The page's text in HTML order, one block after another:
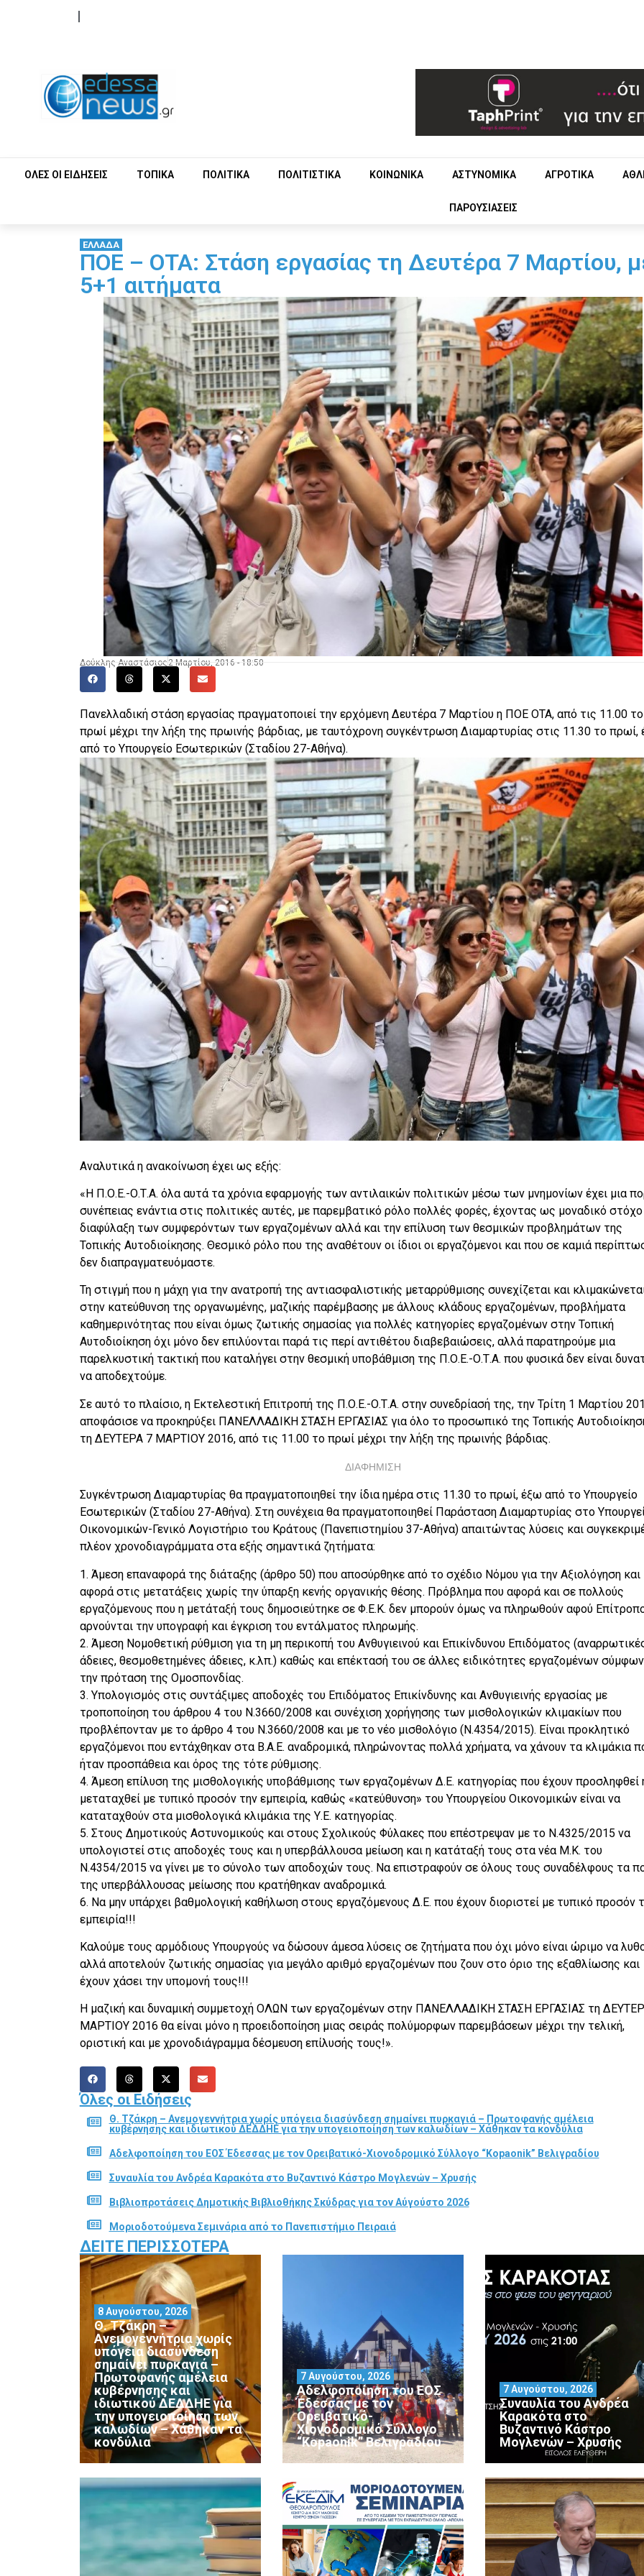
ΟΛΕΣ ΟΙ ΕΙΔΗΣΕΙΣ ΤΟΠΙΚΑ ΠΟΛΙΤΙΚΑ ΠΟΛΙΤΙΣΤΙΚΑ ΚΟΙΝΩΝΙΚΑ ΑΣΤΥΝΟΜΙΚΑ ΑΓΡΟΤΙΚΑ
ΠΑΡΟΥΣΙΑΣΕΙΣ
ΕΛΛΑΔΑ
ΠΟΕ – ΟΤΑ: Στάση εργασίας τη Δευτέρα 7 Μαρτίου,
5+1 αιτήματα
Δούκλης Αναστάσιος 2 Μαρτίου, 2016 - 18:50
Πανελλαδική στάση εργασίας πραγματοποιεί την ερχόμενη Δευτέρα 7 Μαρτίου η ΠΟΕ ΟΤΑ, από τις 11.00 το
πρωί μέχρι την λήξη της πρωινής βάρδιας, με ταυτόχρονη συγκέντρωση Διαμαρτυρίας στις 11.30 το πρωί,
από το Υπουργείο Εσωτερικών (Σταδίου 27-Αθήνα).
Αναλυτικά η ανακοίνωση έχει ως εξής:
«Η Π.Ο.Ε.-Ο.Τ.Α. όλα αυτά τα χρόνια εφαρμογής των αντιλαικών πολιτικών μέσω των μνημονίων έχει μια
συνέπειας ενάντια στις πολιτικές αυτές, με παρεμβατικό ρόλο πολλές φορές, έχοντας ως μοναδικό
διαφύλαξη των συμφερόντων των εργαζομένων αλλά και την επίλυση των θεσμικών προβλημάτων της
Τοπικής Αυτοδιοίκησης. Θεσμικό ρόλο που της αναθέτουν οι ίδιοι οι εργαζόμενοι και που σε καμιά
δεν διαπραγματευόμαστε.
Τη στιγμή που η μάχη για την ανατροπή της αντιασφαλιστικής μεταρρύθμισης συνεχίζεται και
στην κατεύθυνση της οργανωμένης, μαζικής παρέμβασης με άλλους κλάδους εργαζομένων, προβλήματα
καθημερινότητας που είναι όμως ζωτικής σημασίας για πολλές κατηγορίες εργαζομένων στην Τοπική
Αυτοδιοίκηση όχι μόνο δεν επιλύονται παρά τις περί αντιθέτου διαβεβαιώσεις, αλλά παρατηρούμε μια
παρελκυστική τακτική που καταλήγει στην θεσμική υποβάθμιση της Π.Ο.Ε.-Ο.Τ.Α. που φυσικά δεν είναι
να αποδεχτούμε.
Σε αυτό το πλαίσιο, η Εκτελεστική Επιτροπή της Π.Ο.Ε.-Ο.Τ.Α. στην συνεδρίασή της, την Τρίτη 1 Μαρτίου
αποφάσισε να προκηρύξει ΠΑΝΕΛΛΑΔΙΚΗ ΣΤΑΣΗ ΕΡΓΑΣΙΑΣ για όλο το προσωπικό της Τοπικής
τη ΔΕΥΤΕΡΑ 7 ΜΑΡΤΙΟΥ 2016, από τις 11.00 το πρωί μέχρι την λήξη της πρωινής βάρδιας.
ΔΙΑΦΗΜΙΣΗ
Συγκέντρωση Διαμαρτυρίας θα πραγματοποιηθεί την ίδια ημέρα στις 11.30 το πρωί, έξω από το Υπουργείο
Εσωτερικών (Σταδίου 27-Αθήνα). Στη συνέχεια θα πραγματοποιηθεί Παράσταση Διαμαρτυρίας στο
Οικονομικών-Γενικό Λογιστήριο του Κράτους (Πανεπιστημίου 37-Αθήνα) απαιτώντας λύσεις και
πλέον χρονοδιαγράμματα στα εξής σημαντικά ζητήματα:
1. Άμεση επαναφορά της διάταξης (άρθρο 50) που αποσύρθηκε από το σχέδιο Νόμου για την Αξιολόγηση και
αφορά στις μετατάξεις χωρίς την ύπαρξη κενής οργανικής θέσης. Πρόβλημα που αφορά και σε πολλούς
εργαζόμενους που η μετάταξή τους δημοσιεύτηκε σε Φ.Ε.Κ. δεν μπορούν όμως να πληρωθούν αφού
αρνούνται την υπογραφή και έγκριση του εντάλματος πληρωμής.
2. Άμεση Νομοθετική ρύθμιση για τη μη περικοπή του Ανθυγιεινού και Επικίνδυνου Επιδόματος
άδειες, θεσμοθετημένες άδειες, κ.λπ.) καθώς και επέκτασή του σε άλλες ειδικότητες εργαζομένων
την πρόταση της Ομοσπονδίας.
3. Υπολογισμός στις συντάξιμες αποδοχές του Επιδόματος Επικίνδυνης και Ανθυγιεινής εργασίας με
τροποποίηση του άρθρου 4 του Ν.3660/2008 και συνέχιση χορήγησης των μισθολογικών κλιμακίων που
προβλέπονταν με το άρθρο 4 του Ν.3660/2008 και με το νέο μισθολόγιο (Ν.4354/2015). Είναι προκλητικό
εργαζόμενοι που εντάχθηκαν στα Β.Α.Ε. αναδρομικά, πληρώνοντας πολλά χρήματα, να χάνουν τα κλιμάκια
ήταν προσπάθεια και όρος της τότε ρύθμισης.
4. Άμεση επίλυση της μισθολογικής υποβάθμισης των εργαζομένων Δ.Ε. κατηγορίας που έχουν προσληφθεί
μεταταχθεί με τυπικό προσόν την εμπειρία, καθώς «κατεύθυνση» του Υπουργείου Οικονομικών είναι να
καταταχθούν στα μισθολογικά κλιμάκια της Υ.Ε. κατηγορίας.
5. Στους Δημοτικούς Αστυνομικούς και στους Σχολικούς Φύλακες που επέστρεψαν με το Ν.4325/2015 να
υπολογιστεί στις αποδοχές τους και η υπερβάλλουσα μείωση και η κατάταξή τους στα νέα Μ.Κ. του
Ν.4354/2015 να γίνει με το σύνολο των αποδοχών τους. Να επιστραφούν σε όλους τους συναδέλφους τα
της υπερβάλλουσας μείωσης που κρατήθηκαν αναδρομικά.
6. Να μην υπάρχει βαθμολογική καθήλωση στους εργαζόμενους Δ.Ε. που έχουν διοριστεί με τυπικό προσόν
εμπειρία!!!
Καλούμε τους αρμόδιους Υπουργούς να δώσουν άμεσα λύσεις σε ζητήματα που όχι μόνο είναι ώριμο να
αλλά αποτελούν ζωτικής σημασίας για μεγάλο αριθμό εργαζομένων που ζουν στο όριο της εξαθλίωσης και
έχουν χάσει την υπομονή τους!!!
Η μαζική και δυναμική συμμετοχή ΟΛΩΝ των εργαζομένων στην ΠΑΝΕΛΛΑΔΙΚΗ ΣΤΑΣΗ ΕΡΓΑΣΙΑΣ τη
ΜΑΡΤΙΟΥ 2016 θα είναι μόνο η προειδοποίηση μιας σειράς πολύμορφων παρεμβάσεων μέχρι την τελική,
οριστική και με χρονοδιάγραμμα δέσμευση επίλυσής τους!».
Όλες οι Ειδήσεις
Θ. Τζάκρη – Ανεμογεννήτρια χωρίς υπόγεια διασύνδεση σημαίνει πυρκαγιά – Πρωτοφανής αμέλεια
κυβέρνησης και ιδιωτικού ΔΕΔΔΗΕ για την υπογειοποίηση των καλωδίων – Χάθηκαν τα κονδύλια
Αδελφοποίηση του ΕΟΣ Έδεσσας με τον Ορειβατικό-Χιονοδρομικό Σύλλογο “Kopaonik” Βελιγραδίου
Συναυλία του Ανδρέα Καρακότα στο Βυζαντινό Κάστρο Μογλενών – Χρυσής
Βιβλιοπροτάσεις Δημοτικής Βιβλιοθήκης Σκύδρας για τον Αύγούστο 2026
Μοριοδοτούμενα Σεμινάρια από το Πανεπιστήμιο Πειραιά
ΔΕΊΤΕ ΠΕΡΙΣΣΌΤΕΡΑ
Θ. Τζάκρη –
Ανεμογεννήτρια χωρίς
υπόγεια διασύνδεση
σημαίνει πυρκαγιά –
Πρωτοφανής αμέλεια
κυβέρνησης και
ιδιωτικού ΔΕΔΔΗΕ για
την υπογειοποίηση των
καλωδίων – Χάθηκαν τα
κονδύλια
8 Αυγούστου, 2026
Αδελφοποίηση του ΕΟΣ
Έδεσσας με τον
Ορειβατικό-
Χιονοδρομικό Σύλλογο
“Kopaonik” Βελιγραδίου
7 Αυγούστου, 2026
Συναυλία του Ανδρέα
Καρακότα στο
Βυζαντινό Κάστρο
Μογλενών – Χρυσής
7 Αυγούστου, 2026